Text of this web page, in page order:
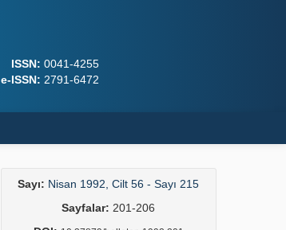
ISSN: 0041-4255
e-ISSN: 2791-6472
Sayı: Nisan 1992, Cilt 56 - Sayı 215
Sayfalar: 201-206